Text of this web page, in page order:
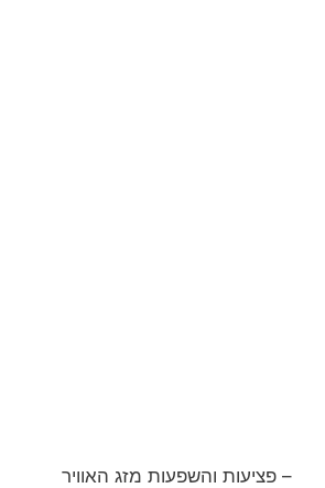
– פציעות והשפעות מזג האוויר